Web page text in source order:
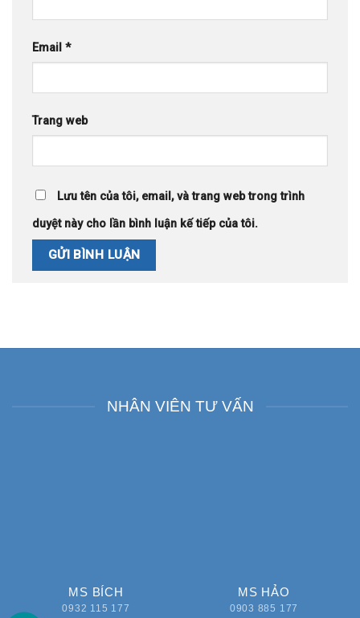
Email *
Trang web
Lưu tên của tôi, email, và trang web trong trình
duyệt này cho lần bình luận kế tiếp của tôi.
NHÂN VIÊN TƯ VẤN
MS BÍCH
0932 115 177
MS HẢO
0903 885 177